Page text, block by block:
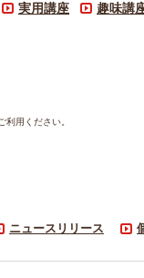
実用講座 趣味講
用ください。
ニュースリリース